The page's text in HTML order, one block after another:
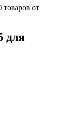
товаров от
для